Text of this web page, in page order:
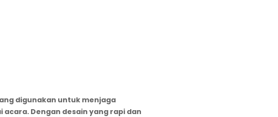
digunakan untuk menjaga
Dengan desain yang rapi dan